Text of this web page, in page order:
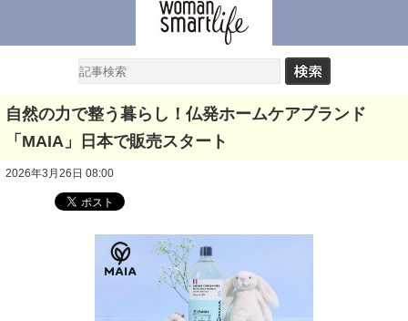
自然の力で整う暮らし！仏発ホームケアブランド
「MAIA」日本で販売スタート
2026年3月26日 08:00